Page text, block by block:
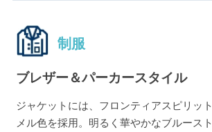
制服
ブレザー＆パーカースタイル
ジャケットには、フロンティアスピリッ
メル色を採用。明るく華やかなブルース